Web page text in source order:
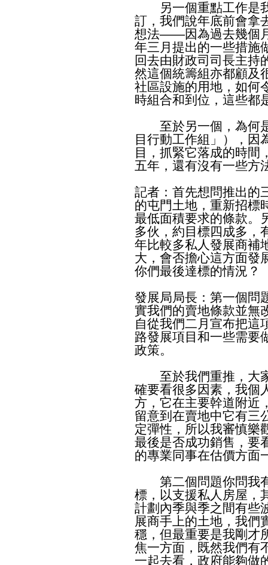
另一個重點工作是我
訂，我們說年底前會拿
想法——因為過去幾個
年三月提出的一些措施
回去由財政司司長主持
然這個統籌組亦都顧及
社區設施的用地，如何
時組合和到位，這些都
至於另一個，為何是
目行動工作組」），因
目，抓緊它落成的時間
五年，還有沒有一些方
記者：首先想問推出的
的屯門土地，重新招標
最低面積要求的條款。
多伙，約目標四成多，
年比較多私人發展商補
大，會否擔心這方面發
你們最後達標的情況？
發展局局長：第一個問
實我們的賣地條款並無
自從我們二月宣布把這
路發展項目和一些需要
政策。
至於我們重推，大家
確要看很多因素，我個
方，它在主要幹道附近
留意到在賣地中它有三
定彈性，所以我審慎樂
最後是否成功銷售，要
的專業同事在估價方面
第二個問題你問我有
標，以支援私人房屋，
計劃內季與季之間有些
展商手上的土地，我們
穩，但最重要是我剛才
焦一方面，既然我們有
一起去看，政府能夠做